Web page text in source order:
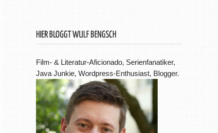
HIER BLOGGT WULF BENGSCH
Film- & Literatur-Aficionado, Serienfanatiker,
Java Junkie, Wordpress-Enthusiast, Blogger.